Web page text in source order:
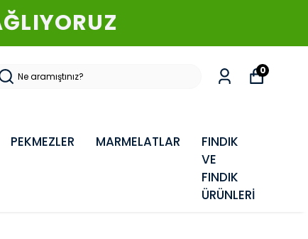
KARGO
PEKMEZLER MARMELATLAR
FINDIK
VE
FINDIK
ÜRÜNLERİ
0